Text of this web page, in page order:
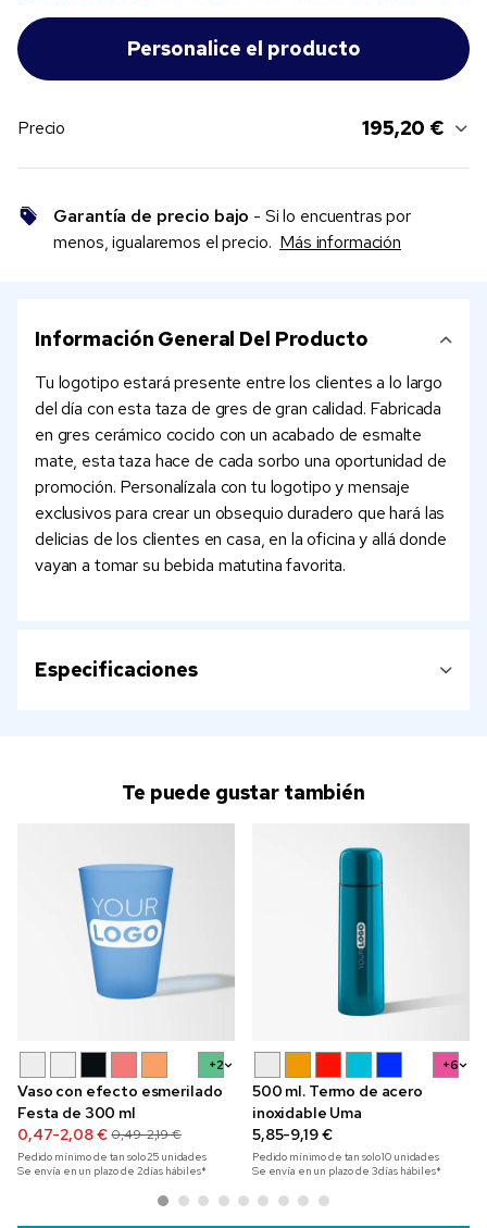
Precio 195,20 €
Garantía de precio bajo - Si lo encuentras por
menos, igualaremos el precio. Más información
Información General Del Producto
Tu logotipo estará presente entre los clientes a lo largo
del día con esta taza de gres de gran calidad. Fabricada
en gres cerámico cocido con un acabado de esmalte
mate, esta taza hace de cada sorbo una oportunidad de
promoción. Personalízala con tu logotipo y mensaje
exclusivos para crear un obsequio duradero que hará las
delicias de los clientes en casa, en la oficina y allá donde
vayan a tomar su bebida matutina favorita.
Especificaciones
Te puede gustar también
+2
Vaso con efecto esmerilado
Festa de 300 ml
0,47-2,08 € 0,49-2,19 €
Pedido mínimo de tan solo25 unidades
Se envía en un plazo de 2 días hábiles*
+6
500 ml. Termo de acero
inoxidable Uma
5,85-9,19 €
Pedido mínimo de tan solo10 unidades
Se envía en un plazo de 3 días hábiles*